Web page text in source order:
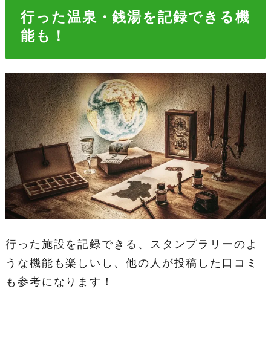
行った温泉・銭湯を記録できる機
能も！
行った施設を記録できる、スタンプラリーのよ
うな機能も楽しいし、他の人が投稿した口コミ
も参考になります！